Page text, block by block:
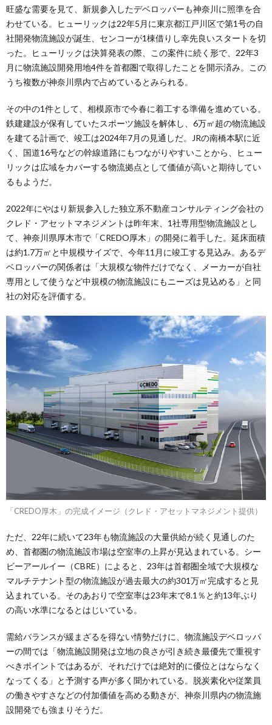
旺盛な需要を見て、新規参入したデベロッパーも神奈川に照準を合
わせている。ヒューリックは22年5月に東京都江戸川区で第1号の自
社開発物流施設が誕生、センコーが1棟借りし幸先良いスタートを切
った。ヒューリックは決算発表の際、この案件に続く形で、22年3
月に物流施設開発用地4件を首都圏で取得したことを開示済み。この
うち複数が神奈川県内で占めているとみられる。
その中の1件として、相模原市で今春に着工する準備を進めている。
鉄建建設が保有していたスポーツ施設を解体し、6万㎡超の物流施設
を建てる計画で、竣工は2024年7月の見通しだ。JRの南橋本駅に近
く、国道16号などの幹線道路にもつながりやすいことから、ヒュー
リックは広域をカバーする物流拠点として価値が高いと期待してい
るもようだ。
2022年にやはり新規参入した独立系不動産コンサルティング会社の
クレド・アセットマネジメントは昨年末、1社専用型物流施設とし
て、神奈川県厚木市で「CREDO厚木」の開発に着手した。延床面積
は約1.7万㎡と中規模サイズで、今年11月に竣工する見込み。あるデ
ベロッパーの関係者は「大規模な物件だけでなく、メーカーが自社
専用として使うなど中規模の物流施設にもニーズは見込める」と同
社の対応を評価する。
「CREDO厚木」の完成イメージ（クレド・アセットマネジメント提供）
ただ、22年に続いて23年も物流施設の大量供給が続く見通しのた
め、首都圏の物流施設市場は空室率の上昇が見込まれている。シー
ビーアールイー（CBRE）によると、23年は首都圏全域で大規模な
マルチテナント型の物流施設が過去最大の約301万㎡完成すると見
込まれている。そのあおりで空室率は23年末で8.1％と約13年ぶり
の高い水準になるとはじいている。
需給バランスが緩まざるを得ない情勢だけに、物流施設デベロッパ
ーの間では「物流施設開発は立地の良さが引き続き最優先で重視す
べきポイントではあるが、それだけでは絶対的に優位とはならなく
なってくる」と予測する声が多く聞かれている。脱炭素化や従業員
の働きやすさなどの付加価値を高める動きが、神奈川県内の物流施
設開発でも強まりそうだ。